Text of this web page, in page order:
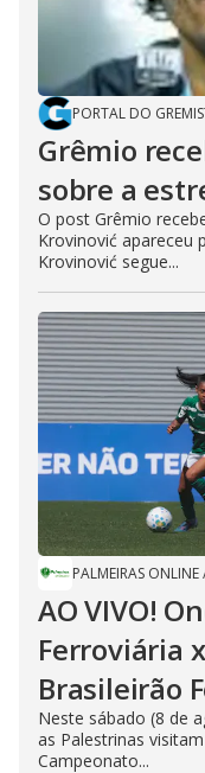
PORTAL DO
Grêmio
sobre a
O post Grêmio
Krovinović apareceu
Krovinović segue...
PALMEIRAS ONLINE
AO VIVO!
Ferroviária
Brasileirão
Neste sábado (8 de
as Palestrinas
Campeonato...